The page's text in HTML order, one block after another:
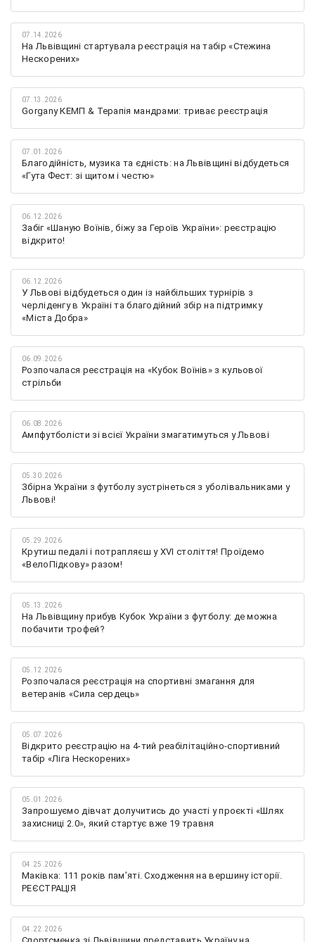
07.14.2026
На Львівщині стартувала реєстрація на табір «Стежина
Нескорених»
07.13.2026
Gorgany КЕМП & Терапія мандрами: триває реєстрація
07.01.2026
Благодійність, музика та єдність: на Львівщині відбудеться
«Гута Фест: зі щитом і честю»
06.12.2026
Забіг «Шаную Воїнів, біжу за Героїв України»: реєстрацію
відкрито!
06.12.2026
У Львові відбудеться один із найбільших турнірів з
черліденгу в Україні та благодійний збір на підтримку
«Міста Добра»
06.09.2026
Розпочалася реєстрація на «Кубок Воїнів» з кульової
стрільби
06.08.2026
Ампфутболісти зі всієї України змагатимуться у Львові
05.30.2026
Збірна України з футболу зустрінеться з уболівальниками у
Львові!
05.29.2026
Крутиш педалі і потрапляєш у XVI століття! Проїдемо
«ВелоПідкову» разом!
05.13.2026
На Львівщину прибув Кубок України з футболу: де можна
побачити трофей?
05.12.2026
Розпочалася реєстрація на спортивні змагання для
ветеранів «Сила сердець»
05.07.2026
Відкрито реєстрацію на 4-тий реабілітаційно-спортивний
табір «Ліга Нескорених»
05.01.2026
Запрошуємо дівчат долучитись до участі у проєкті «Шлях
захисниці 2.0», який стартує вже 19 травня
04.25.2026
Маківка: 111 років пам’яті. Сходження на вершину історії.
РЕЄСТРАЦІЯ
04.22.2026